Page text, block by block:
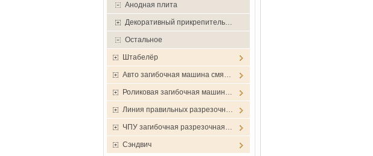
Анодная плита
Декоративный прикрепитель…
Остальное
Штабелёр
Авто загибочная машина смя…
Роликовая загибочная машин…
Линия правильных разрезочн…
ЧПУ загибочная разрезочная…
Сэндвич